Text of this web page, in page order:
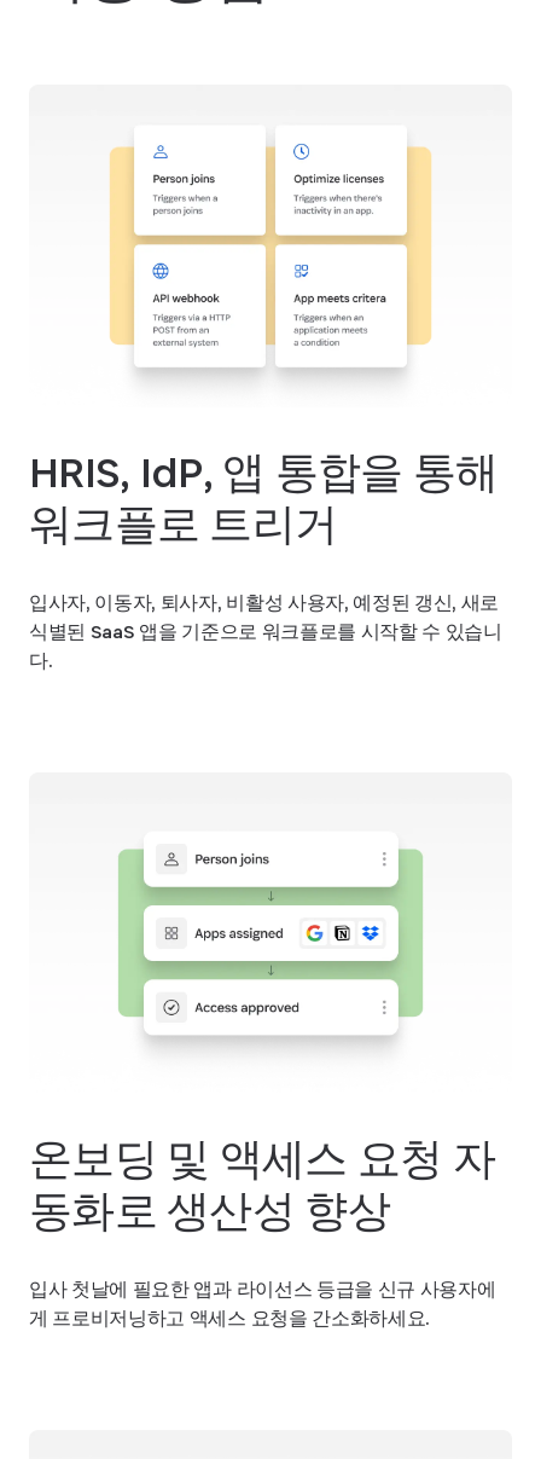
HRIS, IdP, 앱 통합을 통해
워크플로 트리거
입사자, 이동자, 퇴사자, 비활성 사용자, 예정된 갱신, 새로
식별된 SaaS 앱을 기준으로 워크플로를 시작할 수 있습니
다.
온보딩 및 액세스 요청 자
동화로 생산성 향상
입사 첫날에 필요한 앱과 라이선스 등급을 신규 사용자에
게 프로비저닝하고 액세스 요청을 간소화하세요.